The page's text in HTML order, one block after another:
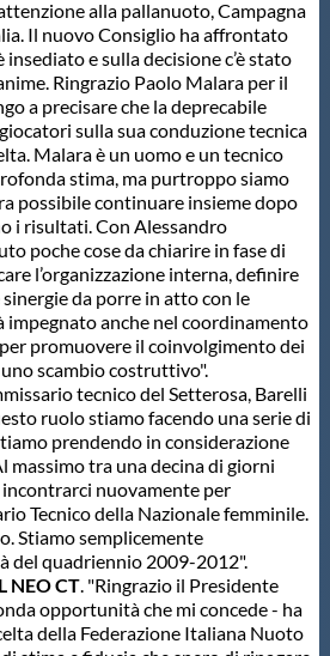
alla pallanuoto, Campagna
Il nuovo Consiglio ha affrontato
e sulla decisione c’è stato
Ringrazio Paolo Malara per il
a precisare che la deprecabile
sulla sua conduzione tecnica
Malara è un uomo e un tecnico
stima, ma purtroppo siamo
possibile continuare insieme dopo
i risultati. Con Alessandro
poche cose da chiarire in fase di
l’organizzazione interna, definire
da porre in atto con le
impegnato anche nel coordinamento
promuovere il coinvolgimento dei
scambio costruttivo".
tecnico del Setterosa, Barelli
ruolo stiamo facendo una serie di
prendendo in considerazione
massimo tra una decina di giorni
nuovamente per
Tecnico della Nazionale femminile.
Stiamo semplicemente
del quadriennio 2009-2012".
NEO CT. "Ringrazio il Presidente
opportunità che mi concede - ha
della Federazione Italiana Nuoto